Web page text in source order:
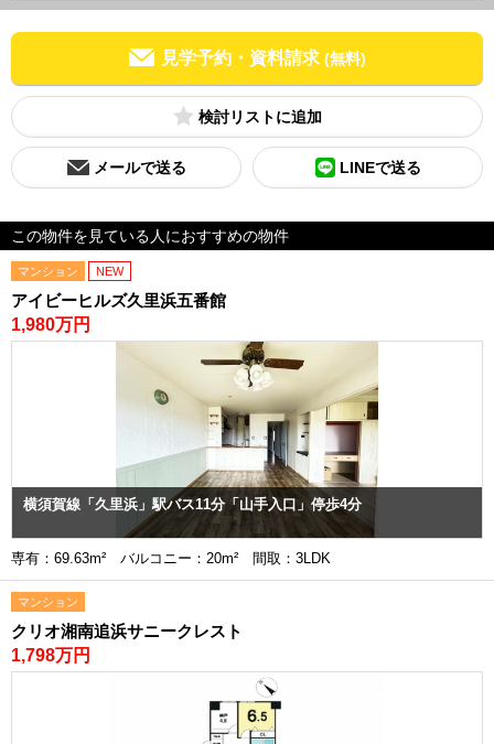
見学予約・資料請求 (無料)
検討リスト
メールで送る LINEで送る
この物件を見ている人におすすめの物件
マンション NEW
アイビーヒルズ久里浜五番館
1,980万円
横須賀線「久里浜」駅バス11分「山手入口」停歩4分
専有：69.63m² バルコニー：20m² 間取：3LDK
マンション
クリオ湘南追浜サニークレスト
1,798万円